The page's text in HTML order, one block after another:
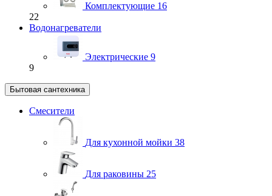
Комплектующие 16
22
Водонагреватели
Электрические 9
9
Бытовая сантехника
Смесители
Для кухонной мойки 38
Для раковины 25